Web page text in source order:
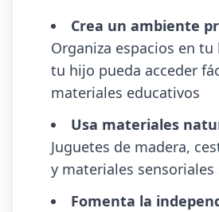
Crea un ambiente
Organiza espacios en
tu hijo pueda acceder
materiales educativos
Usa materiales
Juguetes de madera,
y materiales sensoriales
Fomenta la